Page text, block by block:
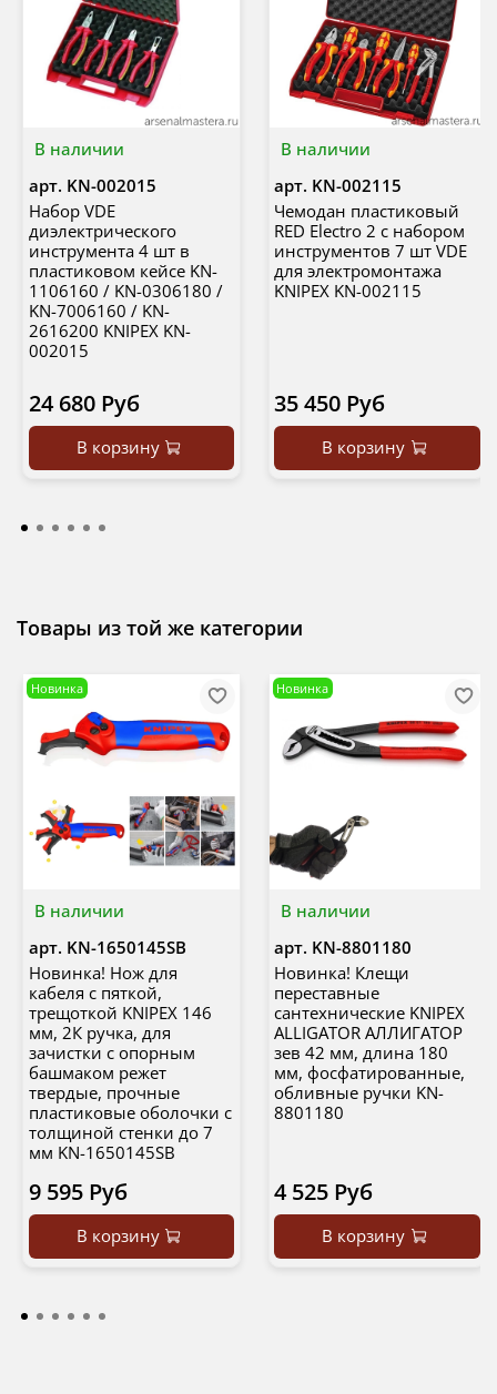
В наличии
арт. KN-002015
Набор VDE
диэлектрического
инструмента 4 шт в
пластиковом кейсе KN-
1106160 / KN-0306180 /
KN-7006160 / KN-
2616200 KNIPEX KN-
002015
24 680 Руб
В корзину
В наличии
арт. KN-002115
Чемодан пластиковый
RED Electro 2 с набором
инструментов 7 шт VDE
для электромонтажа
KNIPEX KN-002115
35 450 Руб
В корзину
Товары из той же категории
В наличии
Новинка
арт. KN-1650145SB
Новинка! Нож для
кабеля с пяткой,
трещоткой KNIPEX 146
мм, 2К ручка, для
зачистки c опорным
башмаком режет
твердые, прочные
пластиковые оболочки с
толщиной стенки до 7
мм KN-1650145SB
9 595 Руб
В корзину
В наличии
Новинка
арт. KN-8801180
Новинка! Клещи
переставные
сантехнические KNIPEX
ALLIGATOR АЛЛИГАТОР
зев 42 мм, длина 180
мм, фосфатированные,
обливные ручки KN-
8801180
4 525 Руб
В корзину